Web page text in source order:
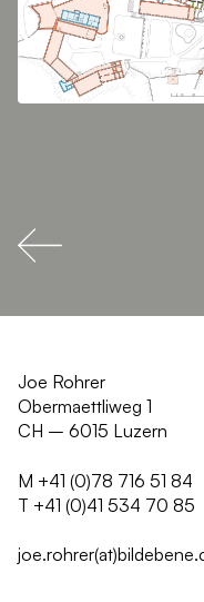
Joe Rohrer
Obermaettliweg 1
CH – 6015 Luzern
M +41 (0)78 716 51 84
T +41 (0)41 534 70 85